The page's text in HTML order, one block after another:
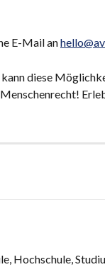
E-Mail an
diese
Hochschule,